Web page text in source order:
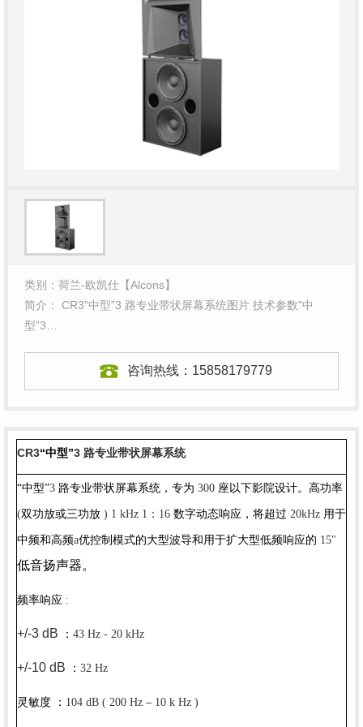
类别：荷兰-欧凯仕【Alcons】
简介： CR3"中型”3 路专业带状屏幕系统图片 技术参数"中
型”3…
咨询热线： 15858179779
CR3“中型”3 路专业带状屏幕系统
“中型”3 路专业带状屏幕系统，专为 300 座以下影院设计。高功率
(双功放或三功放 ) 1 kHz 1 ： 16 数字动态响应，将超过 20kHz 用于
中频和高频a优控制模式的大型波导和用于扩大型低频响应的 15"
低音扬声器。
频率响应 :
+/-3 dB ： 43 Hz - 20 kHz
+/-10 dB ： 32 Hz
灵敏度 ： 104 dB ( 200 Hz – 10 k Hz )